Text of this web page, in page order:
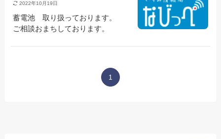
2022年10月19日
蓄電池 取り扱っております。
ご相談おまちしております。
1